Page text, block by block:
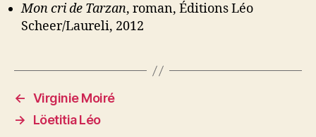
Mon cri de Tarzan, roman, Éditions Léo
Scheer/Laureli, 2012
← Virginie Moiré
→
Löetitia Léo